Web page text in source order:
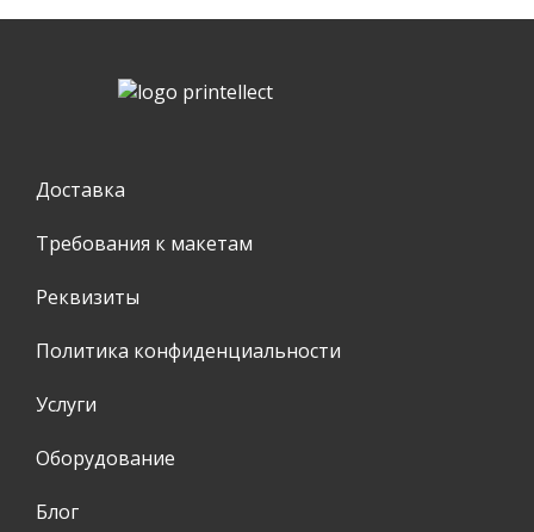
Доставка
Требования к макетам
Реквизиты
Политика конфиденциальности
Услуги
Оборудование
Блог